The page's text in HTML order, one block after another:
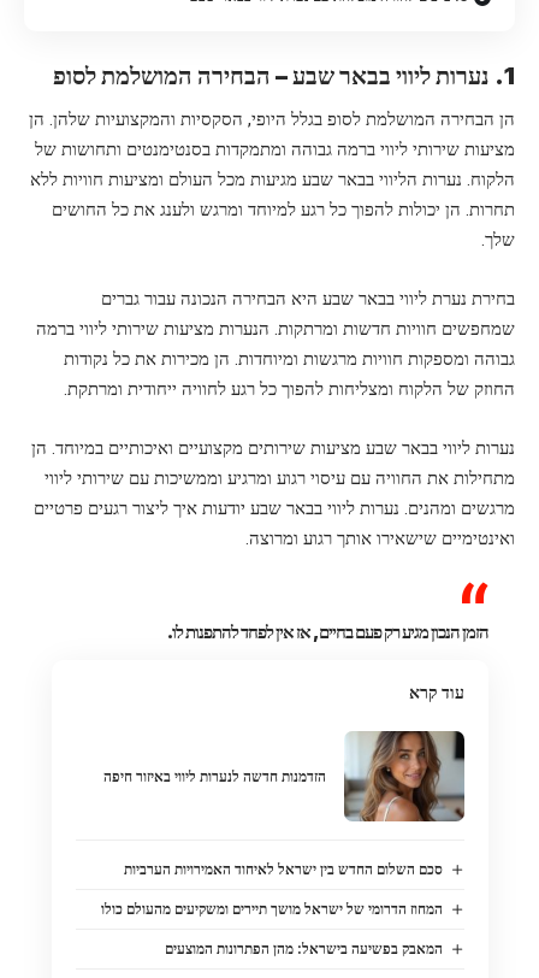
1. נערות ליווי בבאר שבע – הבחירה המושלמת לסופ
הן הבחירה המושלמת לסופ בגלל היופי, הסקסיות והמקצועיות שלהן. הן
מציעות שירותי ליווי ברמה גבוהה ומתמקדות בסנטימנטים ותחושות של
הלקוח. נערות הליווי בבאר שבע מגיעות מכל העולם ומציעות חוויות ללא
תחרות. הן יכולות להפוך כל רגע למיוחד ומרגש ולענג את כל החושים
שלך.
בחירת נערת ליווי בבאר שבע היא הבחירה הנכונה עבור גברים
שמחפשים חוויות חדשות ומרתקות. הנערות מציעות שירותי ליווי ברמה
גבוהה ומספקות חוויות מרגשות ומיוחדות. הן מכירות את כל נקודות
החוזק של הלקוח ומצליחות להפוך כל רגע לחוויה ייחודית ומרתקת.
נערות ליווי בבאר שבע מציעות שירותים מקצועיים ואיכותיים במיוחד. הן
מתחילות את החוויה עם עיסוי רגוע ומרגיע וממשיכות עם שירותי ליווי
מרגשים ומהנים. נערות ליווי בבאר שבע יודעות איך ליצור רגעים פרטיים
ואינטימיים שישאירו אותך רגוע ומרוצה.
הזמן הנכון מגיע רק פעם בחיים, אז אין לפחד להתפנות לו.
עוד קרא
הזדמנות חדשה לנערות ליווי באיזור חיפה
סכם השלום החדש בין ישראל לאיחוד האמירויות הערביות
המחוז הדרומי של ישראל מושך תיירים ומשקיעים מהעולם כולו
המאבק בפשיעה בישראל: מהן הפתרונות המוצעים